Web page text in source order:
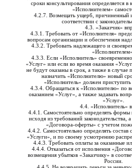
сроки консультирования определяется
«Исполнителем»
4.2.7. Возмещать ущерб, причиненный
соответствии с
4.3. «Заказчик»
4.3.1. Требовать от «Исполнителя»
вопросам организации и обеспечения
4.3.2. Требовать надлежащего и
«Исполнителем».
4.3.3. Если «Исполнитель»
«Услуг» или если во время оказания
не будут оказаны в срок, а также в случае
назначить «Исполнителю» новый
«Исполнитель» должен приступить
4.3.4. Обращаться к «Исполнителю» по
оказанием «Услуг», а также задавать
«Услуг».
4.4. «Исполнитель»
4.4.1. Самостоятельно определять формы
исходя из требований законодательства,
«Договора-оферты» с учетом
4.4.2. Самостоятельно определять состав
«Услуги», и по своему усмотрению
4.4.3. Требовать оплаты за оказанные
4.4.4. Отказаться от исполнения
возмещения убытков «Заказчику» в
России.